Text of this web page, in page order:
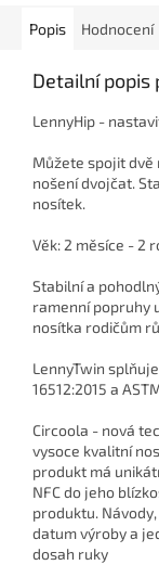
Popis Hodnocení
Detailní popis
LennyHip -
Můžete spojit
nošení dvojčat.
nosítek.
Věk: 2 měsíce - 2
Stabilní a
ramenní popruhy
nosítka rodičům
LennyTwin
16512:2015 a
Circoola - nová
vysoce kvalitní
produkt má
NFC do jeho
produktu.
datum výroby a
dosah ruky